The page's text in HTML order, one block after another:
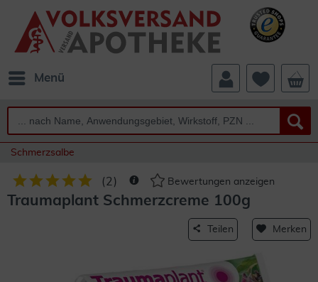
Menü
Schmerzsalbe
(2 ) Bewertungen anzeigen
Traumaplant Schmerzcreme 100g
Teilen Merken